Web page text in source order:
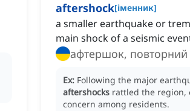
aftershock[іменник]
a smaller earthquake or
main shock of a seismic
афтершок,
Ex: Following the major
aftershocks rattled the
concern among residents.